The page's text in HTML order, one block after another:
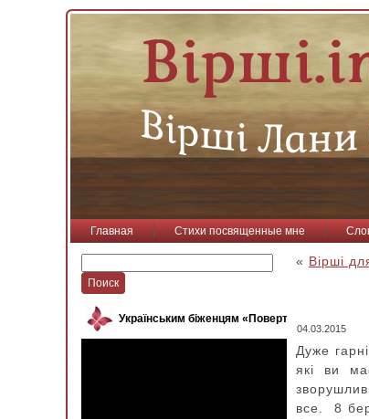
Главная Стихи посвященные мне
Українським біженцям «Повертайся, пташко»
« Вірші
04.03.2015
Дуже
які ви
все. 8